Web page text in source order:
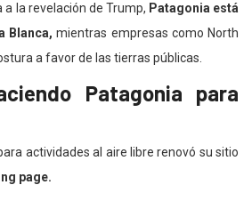
a la revelación de Trump, Patagonia está
Blanca, mientras empresas como North
a favor de las tierras públicas.
Patagonia para
actividades al aire librerenovó su sitio
page.